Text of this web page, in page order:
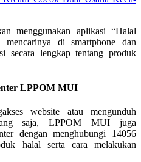
menggunakan aplikasi “Halal
di smartphone dan
secara lengkap tentang produk
LPPOM MUI
website atau mengunduh
saja, LPPOM MUI juga
dengan menghubungi 14056
halal serta cara melakukan